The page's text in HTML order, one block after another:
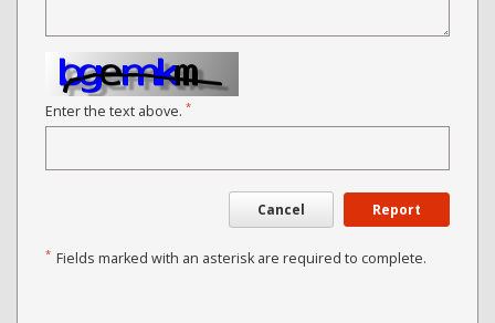
Enter the text above. *
Cancel Report
* Fields marked with an asterisk are required to complete.